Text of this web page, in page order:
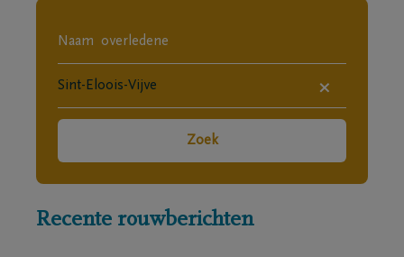
×
Zoek
Recente rouwberichten